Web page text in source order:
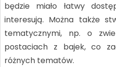
będzie miało łatwy
interesują. Można także
tematycznymi, np. o
postaciach z bajek, co
różnych tematów.